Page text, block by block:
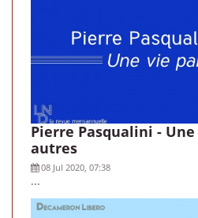
Pierre Pasqualini -
autres
08 Jul 2020, 07:38
...